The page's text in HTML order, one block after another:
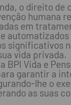
o direito de
humana
em
automatizados
significativos
vida privada.
BPI Vida e
garantir a
lhe o
as suas